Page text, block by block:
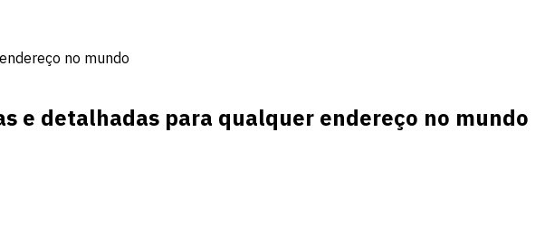
no mundo
e detalhadas para qualquer endereço no mundo